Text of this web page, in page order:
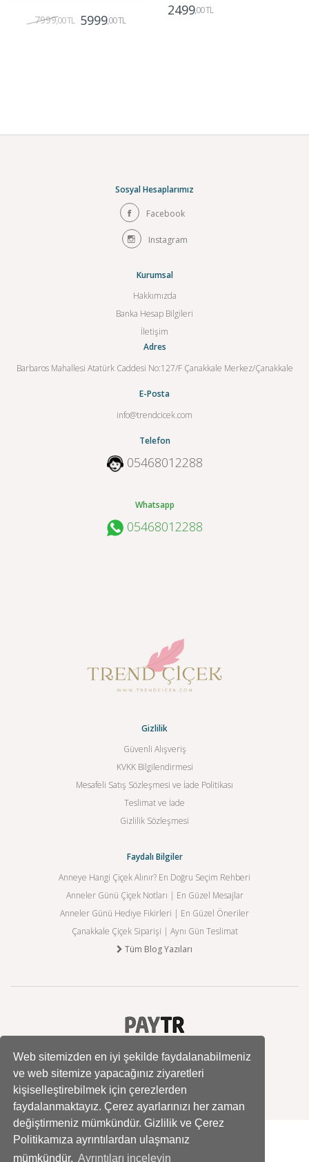
Web sitemizden en iyi şekilde faydalanabilmeniz
ve web sitemize yapacağınız ziyaretleri
kişiselleştirebilmek için çerezlerden
faydalanmaktayız. Çerez ayarlarınızı her zaman
değiştirmeniz mümkündür. Gizlilik ve Çerez
Politikamıza ayrıntılardan ulaşmanız
mümkündür. Ayrıntıları inceleyin
7999,00 TL 5999,00 TL
2499,00 TL
Sosyal Hesaplarımız
Facebook
Instagram
Kurumsal
Hakkımızda
Banka Hesap Bilgileri
İletişim
Adres
Barbaros Mahallesi Atatürk Caddesi No:127/F Çanakkale Merkez/Çanakkale
E-Posta
info@trendcicek.com
Telefon
05468012288
Whatsapp
05468012288
Gizlilik
Güvenli Alışveriş
KVKK Bilgilendirmesi
Mesafeli Satış Sözleşmesi ve İade Politikası
Teslimat ve İade
Gizlilik Sözleşmesi
Faydalı Bilgiler
Anneye Hangi Çiçek Alınır? En Doğru Seçim Rehberi
Anneler Günü Çiçek Notları | En Güzel Mesajlar
Anneler Günü Hediye Fikirleri | En Güzel Öneriler
Çanakkale Çiçek Siparişi | Aynı Gün Teslimat
Tüm Blog Yazıları